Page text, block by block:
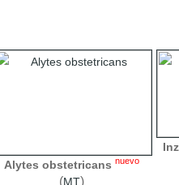
Alytes obstetricans nuevo
(MT)